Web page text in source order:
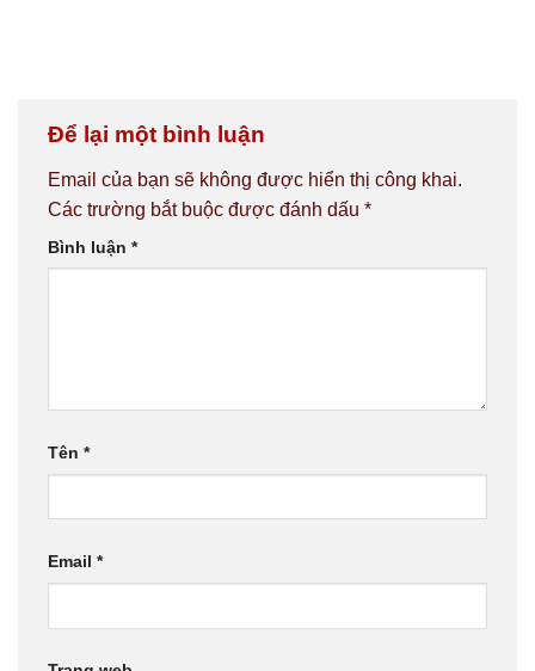
Để lại một bình luận
Email của bạn sẽ không được hiển thị công khai.
Các trường bắt buộc được đánh dấu *
Bình luận *
Tên *
Email *